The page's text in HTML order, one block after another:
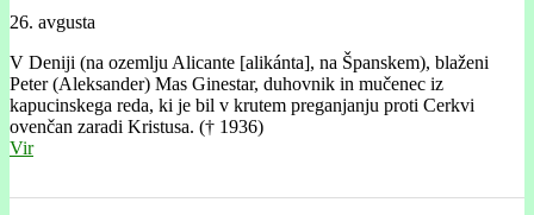
26. avgusta
V Deniji (na ozemlju Alicante [alikánta], na Španskem), blaženi
Peter (Aleksander) Mas Ginestar, duhovnik in mučenec iz
kapucinskega reda, ki je bil v krutem preganjanju proti Cerkvi
ovenčan zaradi Kristusa. († 1936)
Vir